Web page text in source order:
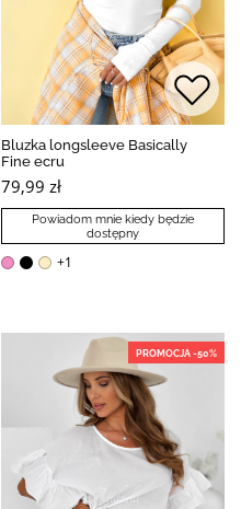
Bluzka longsleeve Basically
Fine ecru
79,99 zł
Powiadom mnie kiedy będzie
dostępny
+1
PROMOCJA -50%